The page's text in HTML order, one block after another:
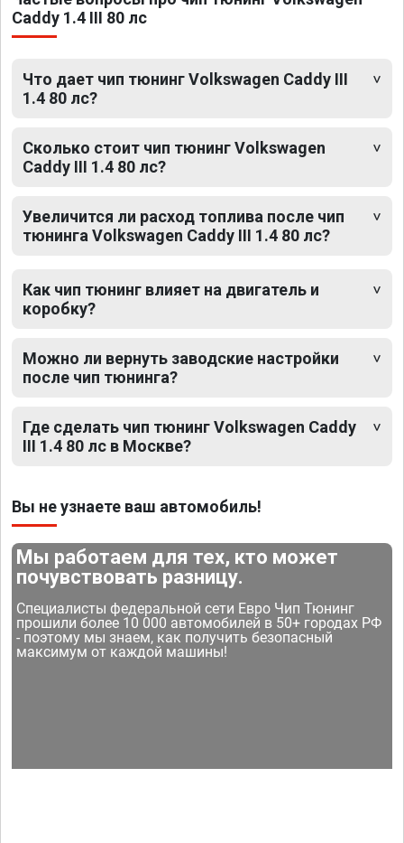
Caddy 1.4 III 80 лс
Что дает чип тюнинг Volkswagen Caddy III
1.4 80 лс?
Сколько стоит чип тюнинг Volkswagen
Caddy III 1.4 80 лс?
Увеличится ли расход топлива после чип
тюнинга Volkswagen Caddy III 1.4 80 лс?
Как чип тюнинг влияет на двигатель и
коробку?
Можно ли вернуть заводские настройки
после чип тюнинга?
Где сделать чип тюнинг Volkswagen Caddy
III 1.4 80 лс в Москве?
Вы не узнаете ваш автомобиль!
Мы работаем для тех, кто может
почувствовать разницу.
Специалисты федеральной сети Евро Чип Тюнинг
прошили более 10 000 автомобилей в 50+ городах РФ
- поэтому мы знаем, как получить безопасный
максимум от каждой машины!